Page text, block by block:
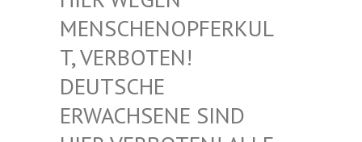
ENSCHENOPFERKULT
, VERBOTEN! D
EUTSCHE E
RWACHSENE SIND H